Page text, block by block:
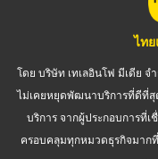
ไท
โดย บริษัท เทเลอินโฟ มีเดีย จ
ไม่เคยหยุดพัฒนาบริการที่ดีที่สุ
บริการ จากผู้ประกอบการที่
ครอบคลุมทุกหมวดธุรกิจมาก